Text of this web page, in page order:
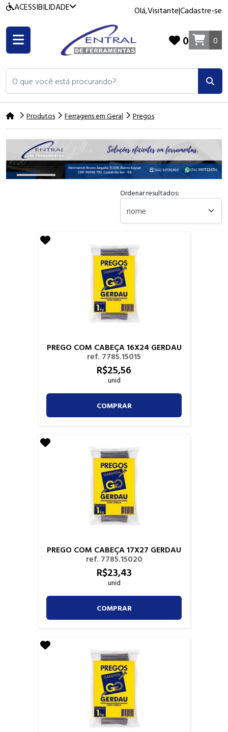
ACESSIBILIDADE Olá,Visitante|Cadastre-se
O que você está procurando?
0 0
Produtos Ferragens em Geral Pregos
Ordenar resultados:
PREGO COM CABEÇA 16X24 GERDAU
ref. 7785.15015
R$25,56
unid
COMPRAR
PREGO COM CABEÇA 17X27 GERDAU
ref. 7785.15020
R$23,43
unid
COMPRAR